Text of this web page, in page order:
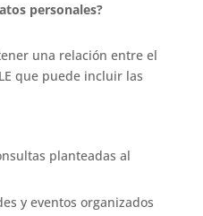
personales?
una relación entre el
que puede incluir las
planteadas al
y eventos organizados